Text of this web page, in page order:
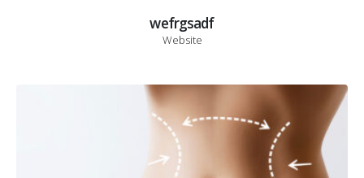
wefrgsadf
Website